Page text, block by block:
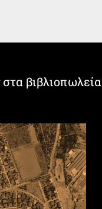
βιβλιοπωλεία